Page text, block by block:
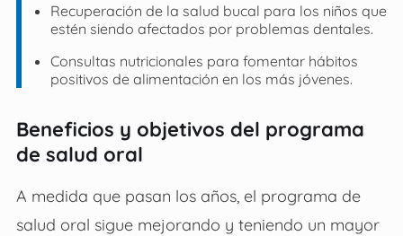
Recuperación de la salud bucal para los niños que
estén siendo afectados por problemas dentales.
Consultas nutricionales para fomentar hábitos
positivos de alimentación en los más jóvenes.
Beneficios y objetivos del programa
de salud oral
A medida que pasan los años, el programa de
salud oral sigue mejorando y teniendo un mayor